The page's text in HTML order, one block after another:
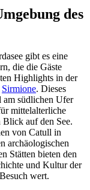
des
gibt es eine
die die Gäste
Highlights in der
Sirmione. Dieses
am südlichen Ufer
mittelalterliche
Blick auf den See.
von Catull in
archäologischen
Stätten bieten den
und Kultur der
wert.